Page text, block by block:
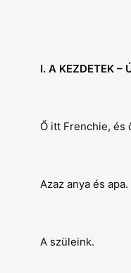
I. A KEZDETEK –
Ő itt Frenchie, és
Azaz anya és apa.
A szüleink.